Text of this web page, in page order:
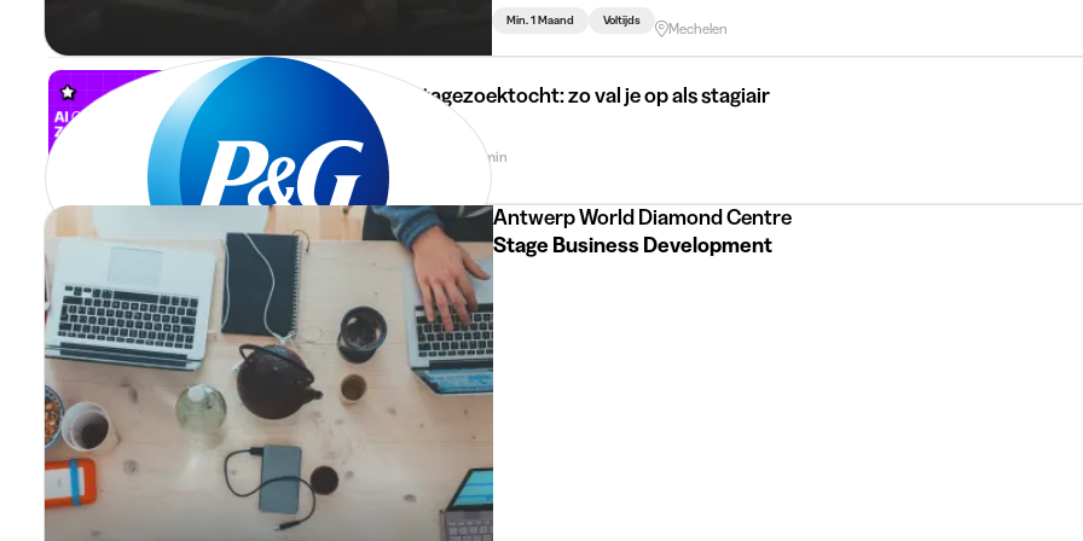
Min. 1 Maand Voltijds Mechelen
AI gebruiken in je stagezoektocht: zo val je op als stagiair
Stage advies 16 jun 2026 3 min
Antwerp World Diamond Centre
Stage Business Development